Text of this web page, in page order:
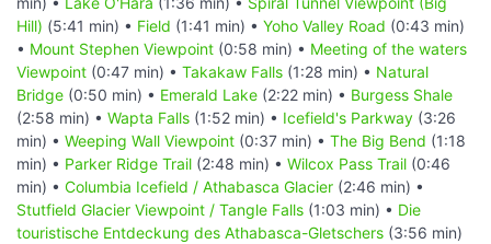
Hill) (5:41 min) • Field (1:41 min) • Yoho Valley Road (0:43 min)
• Mount Stephen Viewpoint (0:58 min) • Meeting of the waters
Viewpoint (0:47 min) • Takakaw Falls (1:28 min) • Natural
Bridge (0:50 min) • Emerald Lake (2:22 min) • Burgess Shale
(2:58 min) • Wapta Falls (1:52 min) • Icefield's Parkway (3:26
min) • Weeping Wall Viewpoint (0:37 min) • The Big Bend (1:18
min) • Parker Ridge Trail (2:48 min) • Wilcox Pass Trail (0:46
min) • Columbia Icefield / Athabasca Glacier (2:46 min) •
Stutfield Glacier Viewpoint / Tangle Falls (1:03 min) • Die
touristische Entdeckung des Athabasca-Gletschers (3:56 min)